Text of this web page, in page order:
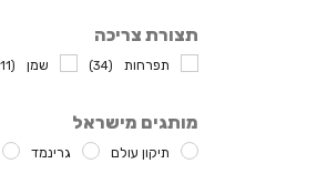
תצורת צריכה
תפרחות (34) שמן (11)
מותגים מישראל
תיקון עולם גרינמד